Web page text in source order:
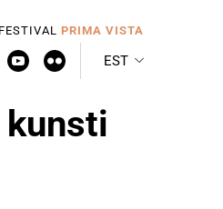
PRIMA VISTA
EST